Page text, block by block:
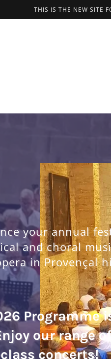
THIS IS THE NEW SITE
your annual
and choral
in Provençal
Programme
our range of